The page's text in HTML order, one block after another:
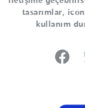
tasarımlar,
kullanım